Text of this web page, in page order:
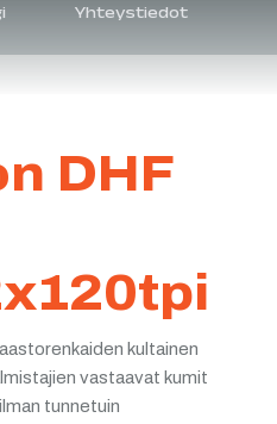
Yhteystiedot
DHF
kultainen
vastaavat kumit
tunnetuin